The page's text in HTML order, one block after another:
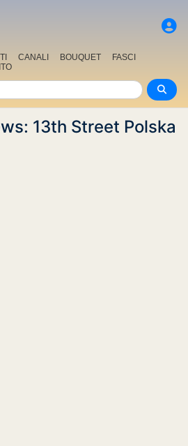
CANALI BOUQUET
FASCI
13th Street Polska